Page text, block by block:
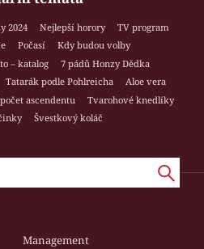
2024 Nejlepší horory
TV program
Počasí
Kdy budou volby
– katalog
7 pádů Honzy Dědka
Tatarák podle Pohlreicha
Aloe vera
ascendentu
Tvarohové knedlíky
Švestkový koláč
Management